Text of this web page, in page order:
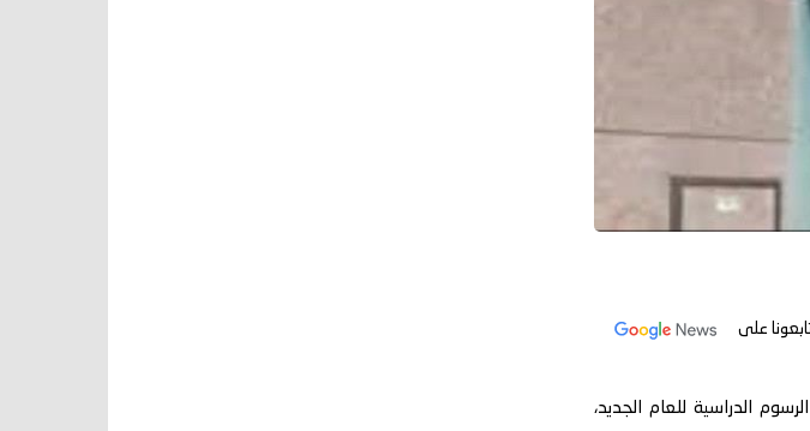
على
الدراسية للعام الجديد،